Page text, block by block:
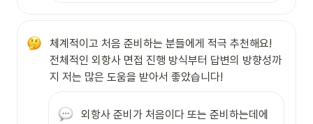
체계적이고 처음 준비하는 분들에게 적극 추천해요!
전체적인 외항사 면접 진행 방식부터 답변의 방향성까
지 저는 많은 도움을 받아서 좋았습니다!
외항사 준비가 처음이다 또는 준비하는데에